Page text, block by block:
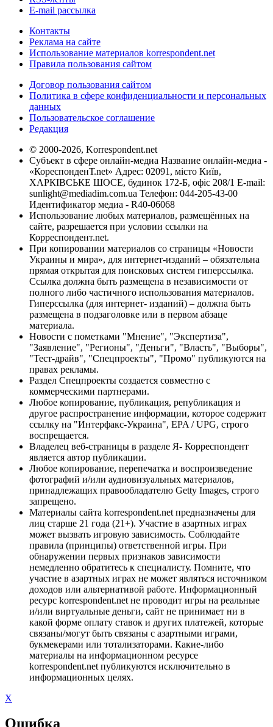
E-mail рассылка
Контакты
Реклама на сайте
Использование материалов korrespondent.net
Правила пользования сайтом
Договор пользования сайтом
Политика в сфере конфиденциальности и персональных
данных
Пользовательское соглашение
Редакция
© 2000-2026, Korrespondent.net
Субъект в сфере онлайн-медиа Название онлайн-медиа -
«КореспонденТ.net» Адрес: 02091, місто Київ,
ХАРКІВСЬКЕ ШОСЕ, будинок 172-Б, офіс 208/1 E-mail:
sunlight@mediadim.com.ua Телефон: 044-205-43-00
Идентификатор медиа - R40-06068
Использование любых материалов, размещённых на
сайте, разрешается при условии ссылки на
Корреспондент.net.
При копировании материалов со страницы «Новости
Украины и мира», для интернет-изданий – обязательна
прямая открытая для поисковых систем гиперссылка.
Ссылка должна быть размещена в независимости от
полного либо частичного использования материалов.
Гиперссылка (для интернет- изданий) – должна быть
размещена в подзаголовке или в первом абзаце
материала.
Новости с пометками "Мнение", "Экспертиза",
"Заявление", "Регионы", "Деньги", "Власть", "Выборы",
"Тест-драйв", "Спецпроекты", "Промо" публикуются на
правах рекламы.
Раздел Спецпроекты создается совместно с
коммерческими партнерами.
Любое копирование, публикация, републикация и
другое распространение информации, которое содержит
ссылку на "Интерфакс-Украина", EPA / UPG, строго
воспрещается.
Владелец веб-страницы в разделе Я- Корреспондент
является автор публикации.
Любое копирование, перепечатка и воспроизведение
фотографий и/или аудиовизуальных материалов,
принадлежащих правообладателю Getty Images, строго
запрещено.
Материалы сайта korrespondent.net предназначены для
лиц старше 21 года (21+). Участие в азартных играх
может вызвать игровую зависимость. Соблюдайте
правила (принципы) ответственной игры. При
обнаружении первых признаков зависимости
немедленно обратитесь к специалисту. Помните, что
участие в азартных играх не может являться источником
доходов или альтернативой работе. Информационный
ресурс korrespondent.net не проводит игры на реальные
и/или виртуальные деньги, сайт не принимает ни в
какой форме оплату ставок и других платежей, которые
связаны/могут быть связаны с азартными играми,
букмекерами или тотализаторами. Какие-либо
материалы на информационном ресурсе
korrespondent.net публикуются исключительно в
информационных целях.
X
Ошибка